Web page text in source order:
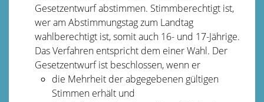
Gesetzentwurf abstimmen. Stimmberechtigt ist,
wer am Abstimmungstag zum Landtag
wahlberechtigt ist, somit auch 16- und 17-Jährige.
Das Verfahren entspricht dem einer Wahl. Der
Gesetzentwurf ist beschlossen, wenn er
die Mehrheit der abgegebenen gültigen
Stimmen erhält und